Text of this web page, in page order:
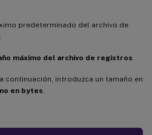
predeterminado del archivo de
máximo del archivo de registros
continuación, introduzca un tamaño en
en bytes